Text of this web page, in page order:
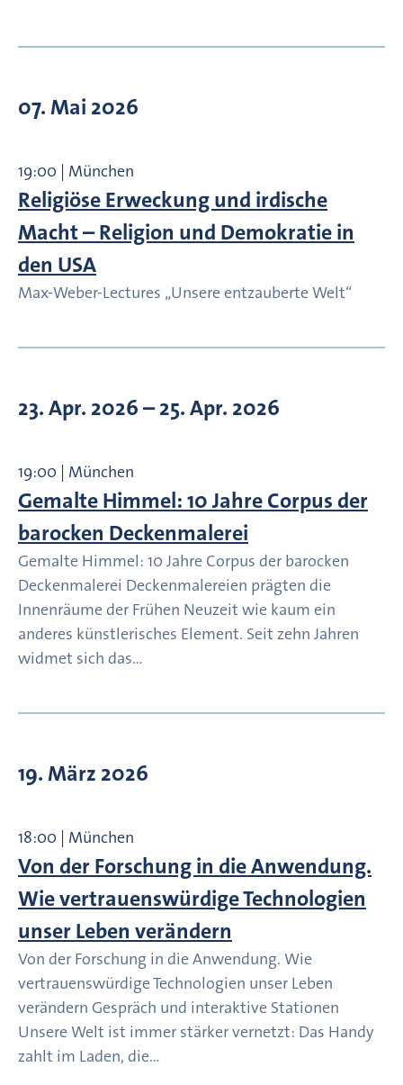
07. Mai 2026
19:00 | München
Religiöse Erweckung und irdische
Macht – Religion und Demokratie in
den USA
Max-Weber-Lectures „Unsere entzauberte Welt“
23. Apr. 2026– 25. Apr. 2026
19:00 | München
Gemalte Himmel: 10 Jahre Corpus der
barocken Deckenmalerei
Gemalte Himmel: 10 Jahre Corpus der barocken
Deckenmalerei Deckenmalereien prägten die
Innenräume der Frühen Neuzeit wie kaum ein
anderes künstlerisches Element. Seit zehn Jahren
widmet sich das…
19. März 2026
18:00 | München
Von der Forschung in die Anwendung.
Wie vertrauenswürdige Technologien
unser Leben verändern
Von der Forschung in die Anwendung. Wie
vertrauenswürdige Technologien unser Leben
verändern Gespräch und interaktive Stationen
Unsere Welt ist immer stärker vernetzt: Das Handy
zahlt im Laden, die…